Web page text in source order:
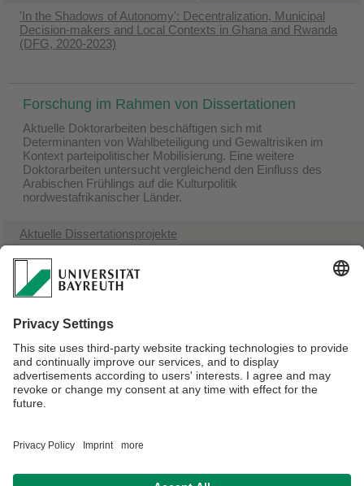
'In the Shadows of Autonomy': Decentralization, Municipal
Decision-makers and Local Contexts in Ghana and Rwanda
(DFG, 2020-2023)
Forschung im Rahmen von Dissertationen
Aktuelle Doktorarbeiten beschäftigen sich mit
Determinanten von Wahlbeteiligung und Gewaltrisiken im
Kontext parteipolitischer Mobilisierung. Eine weitere
Doktorarbeiten untersucht vergleichend den Einfluss des
Arabischen Frühlings auf die Kulturpolitik
nordwestafrikanischer Länder.
Aktuelle Dissertationsprojekte
Abgeschlossene Dissertationen
Practices (field research training, 2019)
Verantwortlich für die Redaktion: